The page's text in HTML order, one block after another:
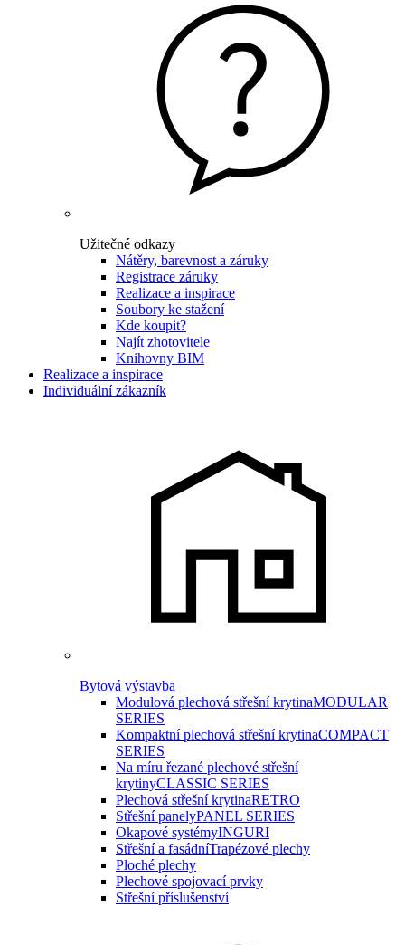
Užitečné odkazy
Nátěry, barevnost a záruky
Registrace záruky
Realizace a inspirace
Soubory ke stažení
Kde koupit?
Najít zhotovitele
Knihovny BIM
Realizace a inspirace
Individuální zákazník
Bytová výstavba
Modulová plechová střešní krytinaMODULAR
SERIES
Kompaktní plechová střešní krytinaCOMPACT
SERIES
Na míru řezané plechové střešní
krytinyCLASSIC SERIES
Plechová střešní krytinaRETRO
Střešní panelyPANEL SERIES
Okapové systémyINGURI
Střešní a fasádníTrapézové plechy
Ploché plechy
Plechové spojovací prvky
Střešní příslušenství